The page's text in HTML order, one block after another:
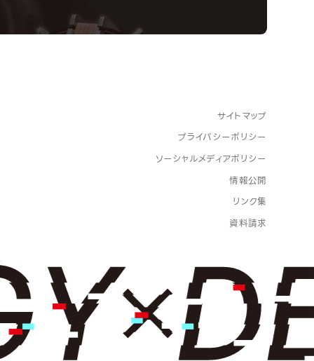
サイトマップ
プライバシーポリシー
ソーシャルメディアポリシー
情報公開
リンク集
資料請求